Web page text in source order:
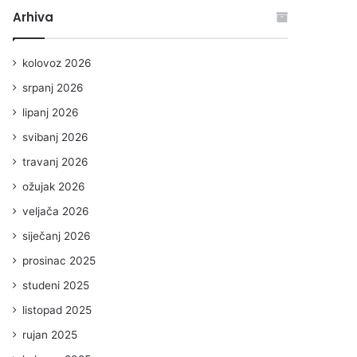
Arhiva
kolovoz 2026
srpanj 2026
lipanj 2026
svibanj 2026
travanj 2026
ožujak 2026
veljača 2026
siječanj 2026
prosinac 2025
studeni 2025
listopad 2025
rujan 2025